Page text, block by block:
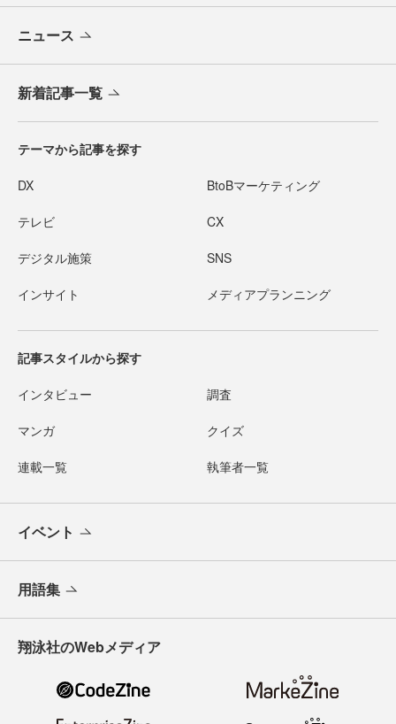
ニュース
新着記事一覧
テーマから記事を探す
DX BtoBマーケティング
テレビ CX
デジタル施策 SNS
インサイト メディアプランニング
記事スタイルから探す
インタビュー 調査
マンガ クイズ
連載一覧 執筆者一覧
イベント
用語集
翔泳社のWebメディア